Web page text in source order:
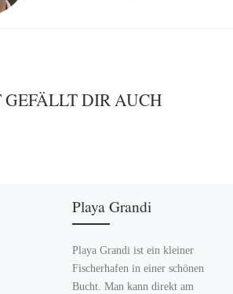
DIR AUCH
Playa Grandi
Playa Grandi ist ein kleiner
Fischerhafen in einer schönen
Bucht. Man kann direkt am